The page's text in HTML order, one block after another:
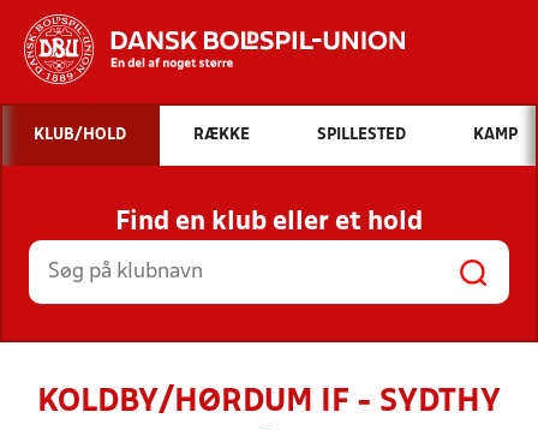
Hvad vil du søge efter?
INDHOLD OG NYHEDER
STILLINGER, RESULTATER, KLUBBER OG
HOLD
KLUB/HOLD RÆKKE SPILLESTED KAMP
Find en klub eller et hold
KOLDBY/HØRDUM IF - SYDTHY